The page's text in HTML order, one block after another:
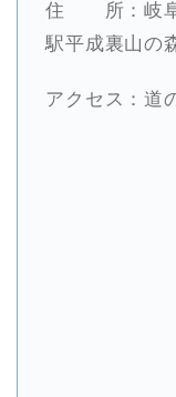
住 所：岐阜
駅平成裏山の
アクセス：道